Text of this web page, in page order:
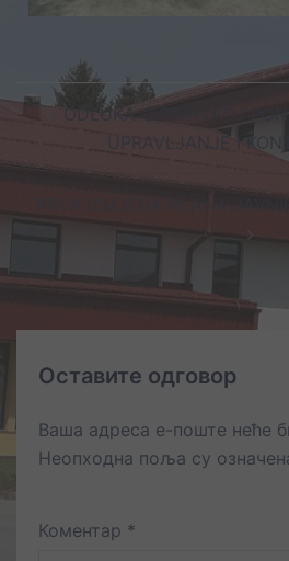
Post
navigation
ODLUKA O PRIHVATU
UPRAVLJANJE I
PRVA IZMJENA PLANA
Оставите одговор
Ваша адреса е-поште неће
Неопходна поља су
Коментар *